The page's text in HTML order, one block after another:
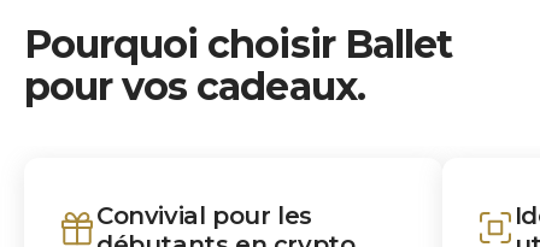
Pourquoi choisir Ballet
pour vos cadeaux.
Convivial pour les